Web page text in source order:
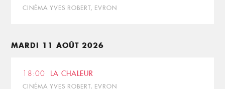
CINÉMA YVES ROBERT, EVRON
MARDI 11 AOÛT 2026
18:00 LA CHALEUR
CINÉMA YVES ROBERT, EVRON